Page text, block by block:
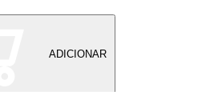
ADICIONAR